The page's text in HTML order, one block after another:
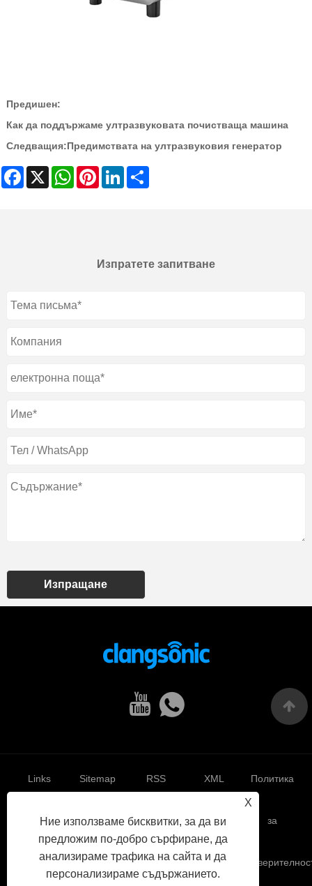
Предишен:
Как да поддържаме ултразвуковата почистваща машина
Следващия:Предимствата на ултразвуковия генератор
Facebook
X WhatsAppPinterestLinkedIn
Изпратете запитване
Изпращане
X
Ние използваме бисквитки, за да ви
предложим по-добро сърфиране, да
анализираме трафика на сайта и да
персонализираме съдържанието.
Links Sitemap RSS XML Политика
за